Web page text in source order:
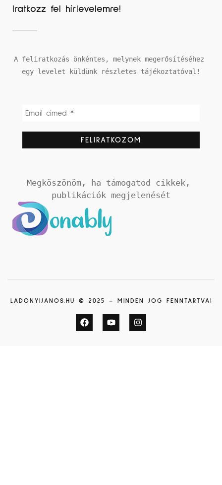
Iratkozz fel hírlevelemre!
A feliratkozás önkéntes, melynek megerősítéséhez
egy levelet küldünk részletes tájékoztatóval!
Megköszönöm, ha támogatod cikkek,
publikációk megjelenését
LADONYIJANOS.HU © 2025 – MINDEN JOG FENNTARTVA!